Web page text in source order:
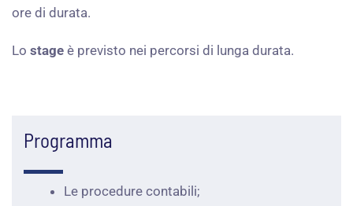
ore di durata.
Lo stage è previsto nei percorsi di lunga durata.
Programma
Le procedure contabili;